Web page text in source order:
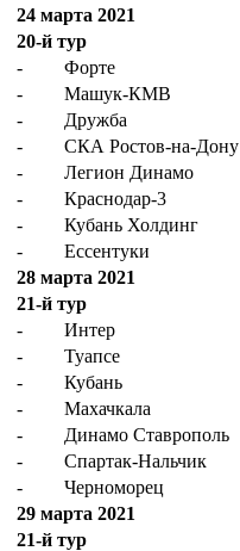
24 марта 2021
20-й тур
-
Форте
-
Машук-КМВ
-
Дружба
-
СКА Ростов-на-Дону
-
Легион Динамо
-
Краснодар-3
-
Кубань Холдинг
-
Ессентуки
28 марта 2021
21-й тур
-
Интер
-
Туапсе
-
Кубань
-
Махачкала
-
Динамо Ставрополь
-
Спартак-Нальчик
-
Черноморец
29 марта 2021
21-й тур